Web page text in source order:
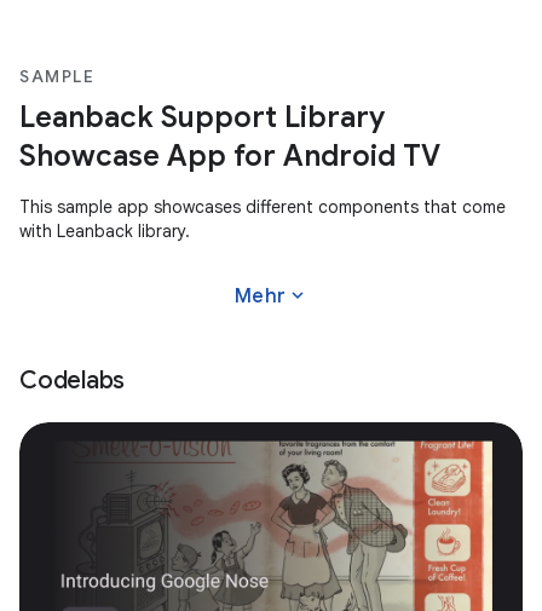
SAMPLE
Leanback Support Library
Showcase App for Android TV
This sample app showcases different components that come
with Leanback library.
Mehr expand_more
Codelabs